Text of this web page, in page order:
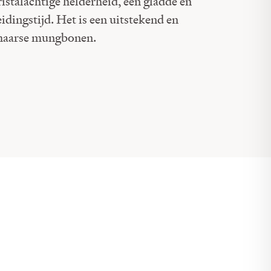
Het is een uitstekend en
mungbonen.